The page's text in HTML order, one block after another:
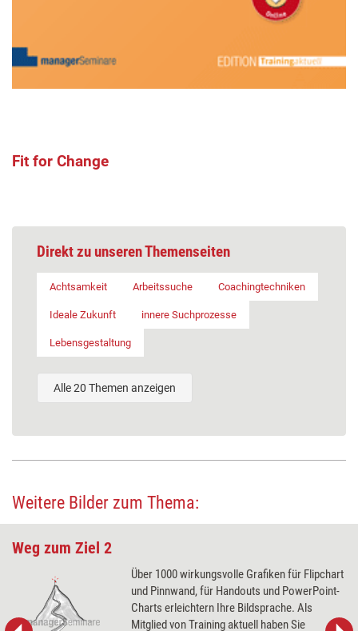
Fit for Change
Direkt zu unseren Themenseiten
Achtsamkeit Arbeitssuche Coachingtechniken
Ideale Zukunft innere Suchprozesse
Lebensgestaltung
Alle 20 Themen anzeigen
Weitere Bilder zum Thema:
Weg zum Ziel 2
Über 1000 wirkungsvolle Grafiken für Flipchart
und Pinnwand, für Handouts und PowerPoint-
Charts erleichtern Ihre Bildsprache. Als
Mitglied von Training aktuell haben Sie